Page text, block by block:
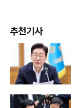
추천기사